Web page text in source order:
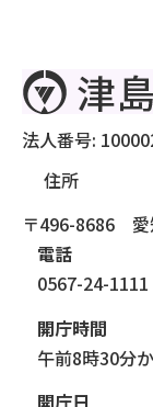
法人番号:
住所
〒496-8686 愛
電話
0567-24-1111
開庁時間
午前8時30分